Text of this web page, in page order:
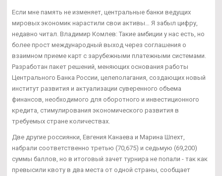
Если мне память не изменяет, центральные банки ведущих
мировых экономик нарастили свои активы… Я забыл цифру,
недавно читал. Владимир Комлев: Такие амбиции у нас есть, но
более прост международный выход через соглашения о
взаимном приеме карт с зарубежными платежными системами.
Разработан пакет решений, меняющих основания работы
Центрального Банка России, целеполагания, создающих новый
институт развития и актуализации суверенного объема
финансов, необходимого для оборотного и инвестиционного
кредита, стимулирования экономического развития в
требуемых стране количествах.
Две другие россиянки, Евгения Канаева и Марина Шпехт,
набрали соответственно третью (70,675) и седьмую (69,200)
суммы баллов, но в итоговый зачет турнира не попали - так как
превысили квоту в два места от одной страны, сообщает